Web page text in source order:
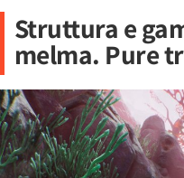
Struttura e
melma. Pure